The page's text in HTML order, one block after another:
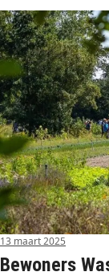
13 maart 2025
Bewoners